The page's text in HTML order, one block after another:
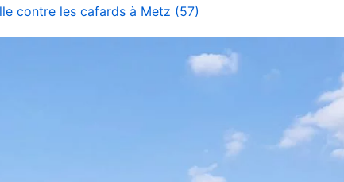
contre les cafards à Metz (57)